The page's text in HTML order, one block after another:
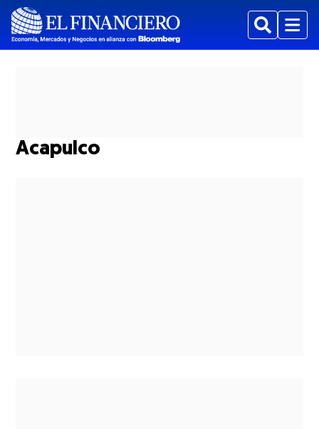
BuscarMenu
Acapulco